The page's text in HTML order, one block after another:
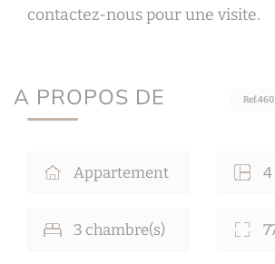
contactez-nous pour une visite.
A PROPOS DE Ref.460
Appartement 4
3 chambre(s)